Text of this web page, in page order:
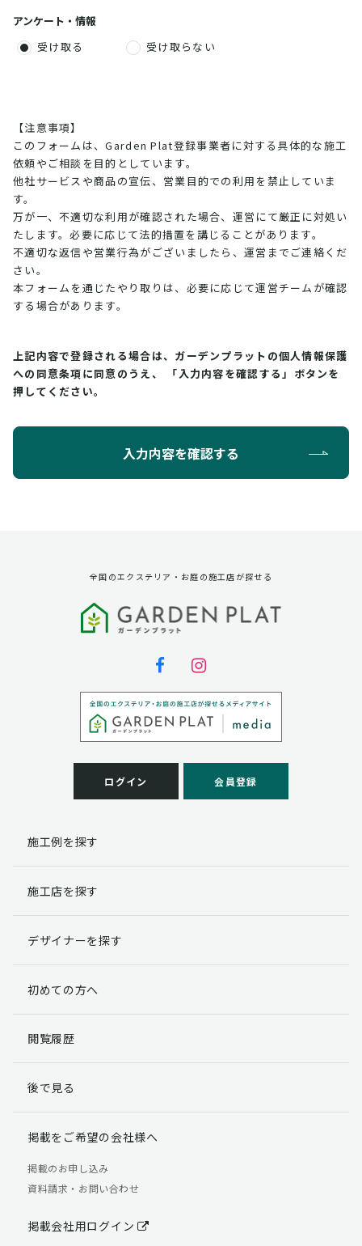
アンケート・情報
受け取る
受け取らない
【注意事項】
このフォームは、Garden Plat登録事業者に対する具体的な施工
依頼やご相談を目的としています。
他社サービスや商品の宣伝、営業目的での利用を禁止していま
す。
万が一、不適切な利用が確認された場合、運営にて厳正に対処い
たします。必要に応じて法的措置を講じることがあります。
不適切な返信や営業行為がございましたら、運営までご連絡くだ
さい。
本フォームを通じたやり取りは、必要に応じて運営チームが確認
する場合があります。
上記内容で登録される場合は、ガーデンプラットの個人情報保護
への同意条項に同意のうえ、
「入力内容を確認する」ボタンを
押してください。
入力内容を確認する
全国のエクステリア・お庭の施工店が探せる
ログイン 会員登録
施工例を探す
施工店を探す
デザイナーを探す
初めての方へ
閲覧履歴
後で見る
掲載をご希望の会社様へ
掲載のお申し込み
資料請求・お問い合わせ
掲載会社用ログイン